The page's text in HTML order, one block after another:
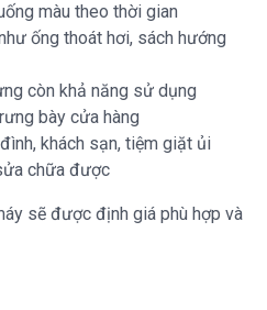
màu theo thời gian
ống thoát hơi, sách hướng
còn khả năng sử dụng
bày cửa hàng
khách sạn, tiệm giặt ủi
chữa được
sẽ được định giá phù hợp và